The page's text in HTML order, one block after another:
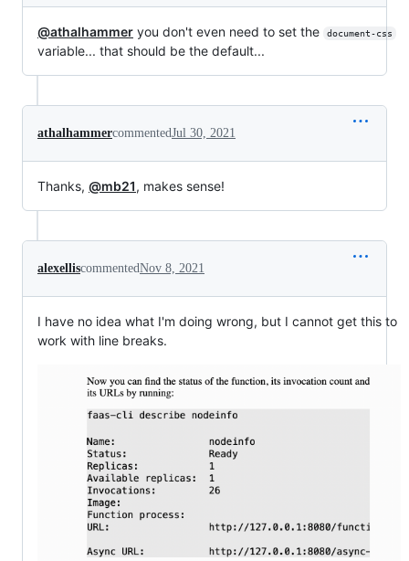
@athalhammer you don't even need to set the document-css
variable... that should be the default...
athalhammercommentedJul 30, 2021
Thanks, @mb21, makes sense!
alexelliscommentedNov 8, 2021
I have no idea what I'm doing wrong, but I cannot get this to
work with line breaks.